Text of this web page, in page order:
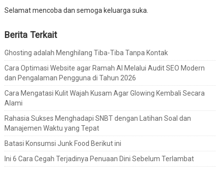
Selamat mencoba dan semoga keluarga suka.
Berita Terkait
Ghosting adalah Menghilang Tiba-Tiba Tanpa Kontak
Cara Optimasi Website agar Ramah AI Melalui Audit SEO Modern
dan Pengalaman Pengguna di Tahun 2026
Cara Mengatasi Kulit Wajah Kusam Agar Glowing Kembali Secara
Alami
Rahasia Sukses Menghadapi SNBT dengan Latihan Soal dan
Manajemen Waktu yang Tepat
Batasi Konsumsi Junk Food Berikut ini
Ini 6 Cara Cegah Terjadinya Penuaan Dini Sebelum Terlambat